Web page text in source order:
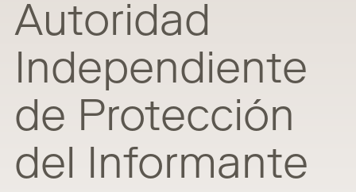
Autoridad
Independiente
de Protección
del Informante